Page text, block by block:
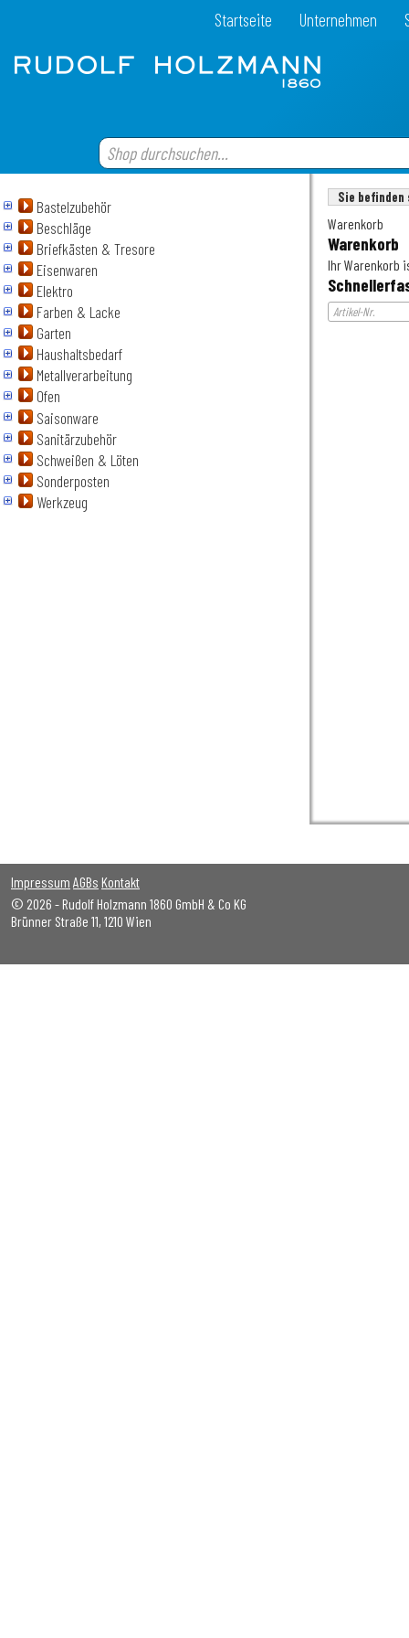
Startseite Unternehmen
Bastelzubehör
Beschläge
Briefkästen & Tresore
Eisenwaren
Elektro
Farben & Lacke
Garten
Haushaltsbedarf
Metallverarbeitung
Ofen
Saisonware
Sanitärzubehör
Schweißen & Löten
Sonderposten
Werkzeug
Sie
Warenkorb
Warenkorb
Ihr Warenkorb
Impressum AGBs Kontakt
© 2026 - Rudolf Holzmann 1860 GmbH & Co KG
Brünner Straße 11, 1210 Wien